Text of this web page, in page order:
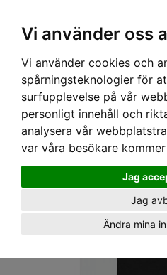
Vi använder oss
Vi använder cookies och
spårningsteknologier för
surfupplevelse på vår
personligt innehåll och
analysera vår
var våra besökare
Jag
Jag
Ändra mina
Hem› HERR›T-SHIRT › BRIXTON T-SHIRT -
BLACK/WHITE/ORANGE